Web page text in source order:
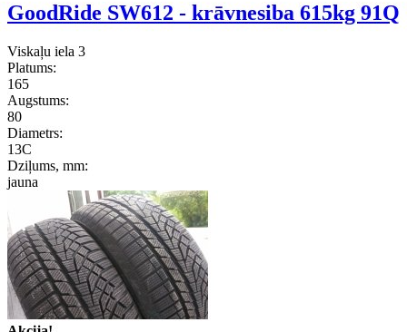
GoodRide SW612 - krāvnesiba 615kg 91Q
Viskaļu iela 3
Platums:
165
Augstums:
80
Diametrs:
13C
Dziļums, mm:
jauna